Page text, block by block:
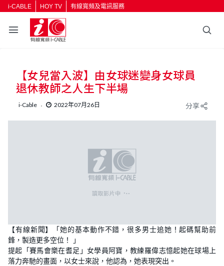
i-CABLE HOY TV 有線寬頻及電訊服務
返回
按輸入鍵開始搜尋
【女兒當入波】由女球迷變身女球員
退休教師之人生下半場
i-Cable 2022年07月26日 分享
【有線新聞】「她的基本動作不錯，很多男士追她！起碼幫助前
鋒，製造更多空位！ 」
提起「賽馬會樂在耆足」女學員阿寶，教練羅偉志憶起她在球場上
落力奔馳的畫面，以女士來說，他認為，她表現突出。